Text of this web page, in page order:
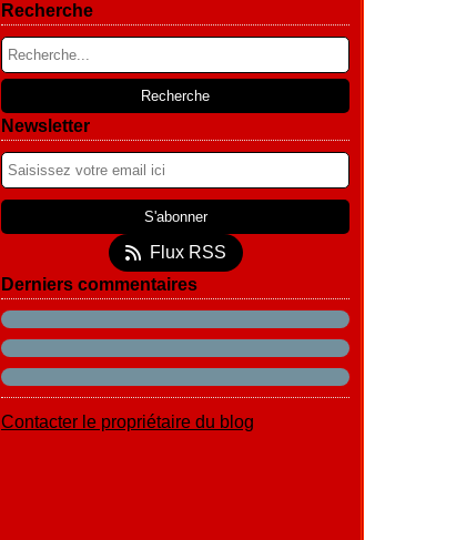
Recherche
Newsletter
Flux RSS
Derniers commentaires
Contacter le propriétaire du blog